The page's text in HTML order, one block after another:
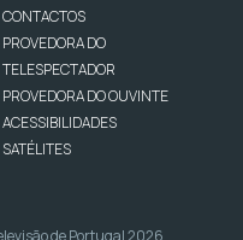
CONTACTOS
PROVEDORA DO
TELESPECTADOR
PROVEDORA DO OUVINTE
ACESSIBILIDADES
SATÉLITES
de Portugal 2026